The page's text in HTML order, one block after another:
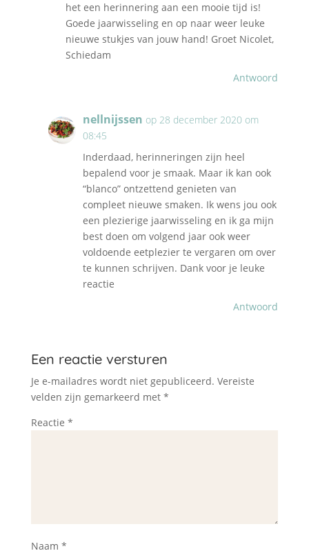
het een herinnering aan een mooie tijd is!
Goede jaarwisseling en op naar weer leuke
nieuwe stukjes van jouw hand! Groet Nicolet,
Schiedam
Antwoord
nellnijssen op 28 december 2020 om
08:45
Inderdaad, herinneringen zijn heel
bepalend voor je smaak. Maar ik kan ook
“blanco” ontzettend genieten van
compleet nieuwe smaken. Ik wens jou ook
een plezierige jaarwisseling en ik ga mijn
best doen om volgend jaar ook weer
voldoende eetplezier te vergaren om over
te kunnen schrijven. Dank voor je leuke
reactie
Antwoord
Een reactie versturen
Je e-mailadres wordt niet gepubliceerd. Vereiste
velden zijn gemarkeerd met *
Reactie *
Naam *